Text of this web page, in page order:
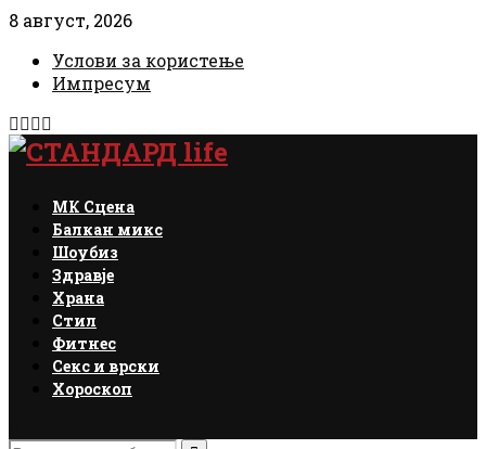
8 август, 2026
Услови за користење
Импресум
Facebook
Instagram
Email
МК Сцена
Балкан микс
Шоубиз
Здравје
Храна
Стил
Фитнес
Секс и врски
Хороскоп